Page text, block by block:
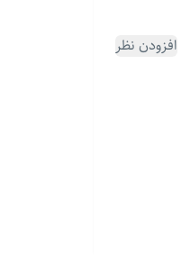
افزودن نظر